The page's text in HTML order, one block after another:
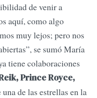
de venir a
aquí, como algo
muy lejos; pero nos
se sumó María
tiene colaboraciones
Prince Royce,
de las estrellas en la